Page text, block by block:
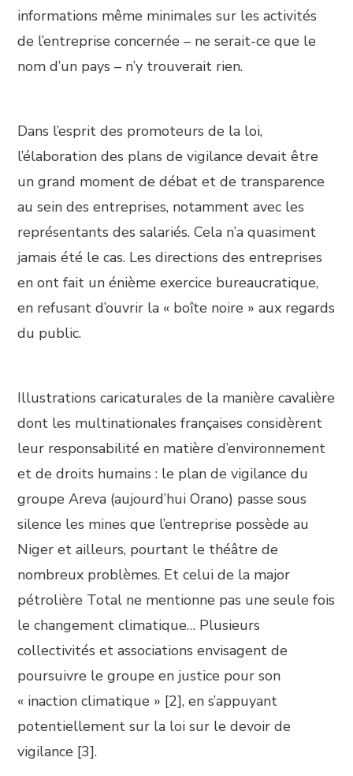
informations même minimales sur les activités
de l’entreprise concernée – ne serait-ce que le
nom d’un pays – n’y trouverait rien.
Dans l’esprit des promoteurs de la loi,
l’élaboration des plans de vigilance devait être
un grand moment de débat et de transparence
au sein des entreprises, notamment avec les
représentants des salariés. Cela n’a quasiment
jamais été le cas. Les directions des entreprises
en ont fait un énième exercice bureaucratique,
en refusant d’ouvrir la « boîte noire » aux regards
du public.
Illustrations caricaturales de la manière cavalière
dont les multinationales françaises considèrent
leur responsabilité en matière d’environnement
et de droits humains : le plan de vigilance du
groupe Areva (aujourd’hui Orano) passe sous
silence les mines que l’entreprise possède au
Niger et ailleurs, pourtant le théâtre de
nombreux problèmes. Et celui de la major
pétrolière Total ne mentionne pas une seule fois
le changement climatique… Plusieurs
collectivités et associations envisagent de
poursuivre le groupe en justice pour son
« inaction climatique » [2], en s’appuyant
potentiellement sur la loi sur le devoir de
vigilance [3].